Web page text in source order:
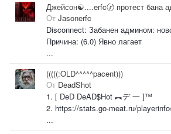
От Jasonerfc
Disconnect: Забанен админом:
Причина: (6.0) Явно лагает
...
(((((:OLD^^^^^pacent)))
От DeadShot
1. [ DeD DeAD$Hot ︻デ 一 ]™
2. https://stats.go-meat.ru/
...